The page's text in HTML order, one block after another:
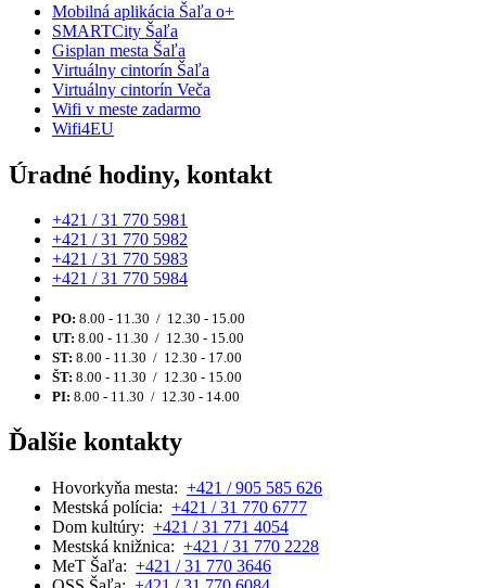
Mobilná aplikácia Šaľa o+
SMARTCity Šaľa
Gisplan mesta Šaľa
Virtuálny cintorín Šaľa
Virtuálny cintorín Veča
Wifi v meste zadarmo
Wifi4EU
Úradné hodiny, kontakt
+421 / 31 770 5981
+421 / 31 770 5982
+421 / 31 770 5983
+421 / 31 770 5984
PO: 8.00 - 11.30 / 12.30 - 15.00
UT: 8.00 - 11.30 / 12.30 - 15.00
ST: 8.00 - 11.30 / 12.30 - 17.00
ŠT: 8.00 - 11.30 / 12.30 - 15.00
PI: 8.00 - 11.30 / 12.30 - 14.00
Ďalšie kontakty
Hovorkyňa mesta: +421 / 905 585 626
Mestská polícia: +421 / 31 770 6777
Dom kultúry: +421 / 31 771 4054
Mestská knižnica: +421 / 31 770 2228
MeT Šaľa: +421 / 31 770 3646